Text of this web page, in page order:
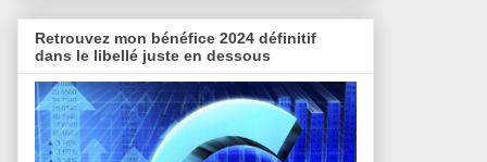
Retrouvez mon bénéfice 2024 définitif
dans le libellé juste en dessous